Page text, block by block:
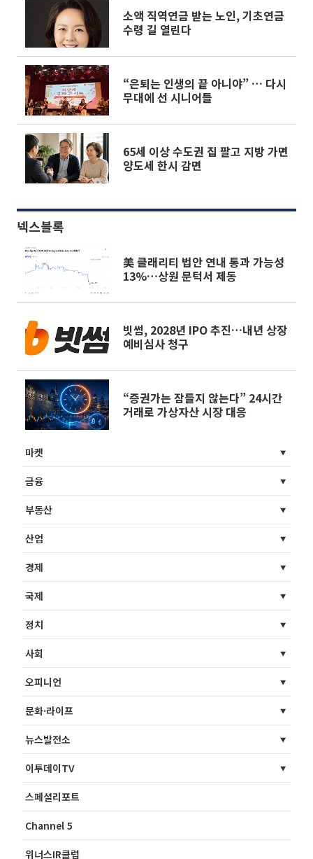
소액 직역연금 받는 노인, 기초연금
수령 길 열린다
“은퇴는 인생의 끝 아니야” … 다시
무대에 선 시니어들
65세 이상 수도권 집 팔고 지방 가면
양도세 한시 감면
넥스블록
美 클래리티 법안 연내 통과 가능성
13%…상원 문턱서 제동
빗썸, 2028년 IPO 추진…내년 상장
예비심사 청구
“증권가는 잠들지 않는다” 24시간
거래로 가상자산 시장 대응
마켓
금융
부동산
산업
경제
국제
정치
사회
오피니언
문화·라이프
뉴스발전소
이투데이TV
스페셜리포트
Channel 5
위너스IR클럽